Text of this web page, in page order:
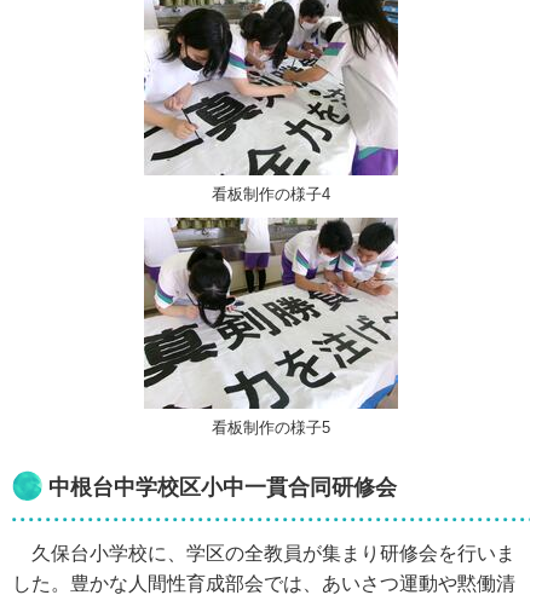
看板制作の様子4
看板制作の様子5
中根台中学校区小中一貫合同研修会
久保台小学校に、学区の全教員が集まり研修会を行いま
した。豊かな人間性育成部会では、あいさつ運動や黙働清